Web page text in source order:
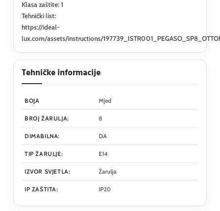
Klasa zaštite: 1
Tehnički list:
https://ideal-
lux.com/assets/instructions/
Tehničke informacije
BOJA Mjed
BROJ ŽARULJA: 8
DIMABILNA: DA
TIP ŽARULJE: E14
IZVOR SVJETLA: Žarulja
IP ZAŠTITA: IP20